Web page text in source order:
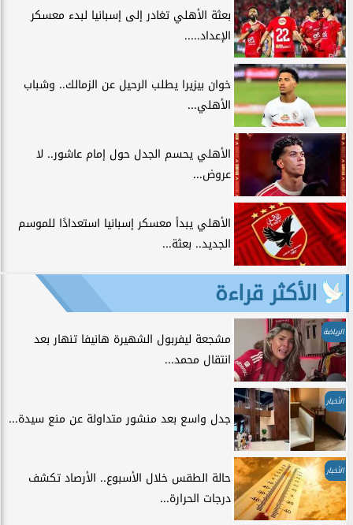
بعثة الأهلي تغادر إلى إسبانيا لبدء معسكر
الإعداد.....
خوان بيزيرا يطلب الرحيل عن الزمالك.. وشباب
الأهلي...
الأهلي يحسم الجدل حول إمام عاشور.. لا
عروض...
الأهلي يبدأ معسكر إسبانيا استعدادًا للموسم
الجديد.. بعثة...
الأكثر قراءة
الرياضة
مشجعة ليفربول الشهيرة هانيفا تنهار بعد
انتقال محمد...
الأخبار
جدل واسع بعد منشور متداولة عن منع سيدة...
الأخبار
حالة الطقس خلال الأسبوع.. الأرصاد تكشف
درجات الحرارة...